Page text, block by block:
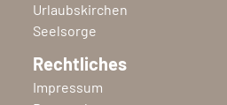
Urlaubskirchen
Seelsorge
Rechtliches
Impressum